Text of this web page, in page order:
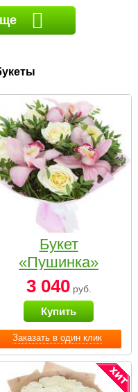
Заказать в один клик
Букет
«Пушинка»
3 040руб.
Купить